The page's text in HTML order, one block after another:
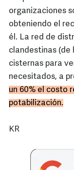
organizaciones
obteniendo el
él. La red de
clandestinas (de
cisternas para
necesitados, a
un 60% el costo
potabilización.
KR